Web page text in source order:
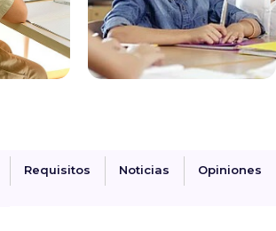
Requisitos Noticias Opiniones